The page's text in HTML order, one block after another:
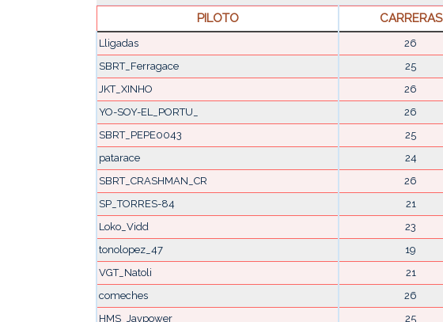
PILOTO CARRERAS
Lligadas 26
SBRT_Ferragace
25
JKT_XINHO
26
YO-SOY-EL_PORTU_
26
SBRT_PEPE0043
25
patarace
24
SBRT_CRASHMAN_CR
26
SP_TORRES-84
21
Loko_Vidd
23
tonolopez_47
19
VGT_Natoli
21
comeches
26
HMS_Javpower
25